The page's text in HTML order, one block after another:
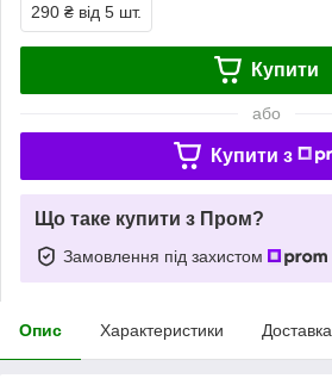
290 ₴ від 5 шт.
Купити
або
Купити з
Що таке купити з Пром?
Замовлення під захистом
Опис Характеристики Доставка